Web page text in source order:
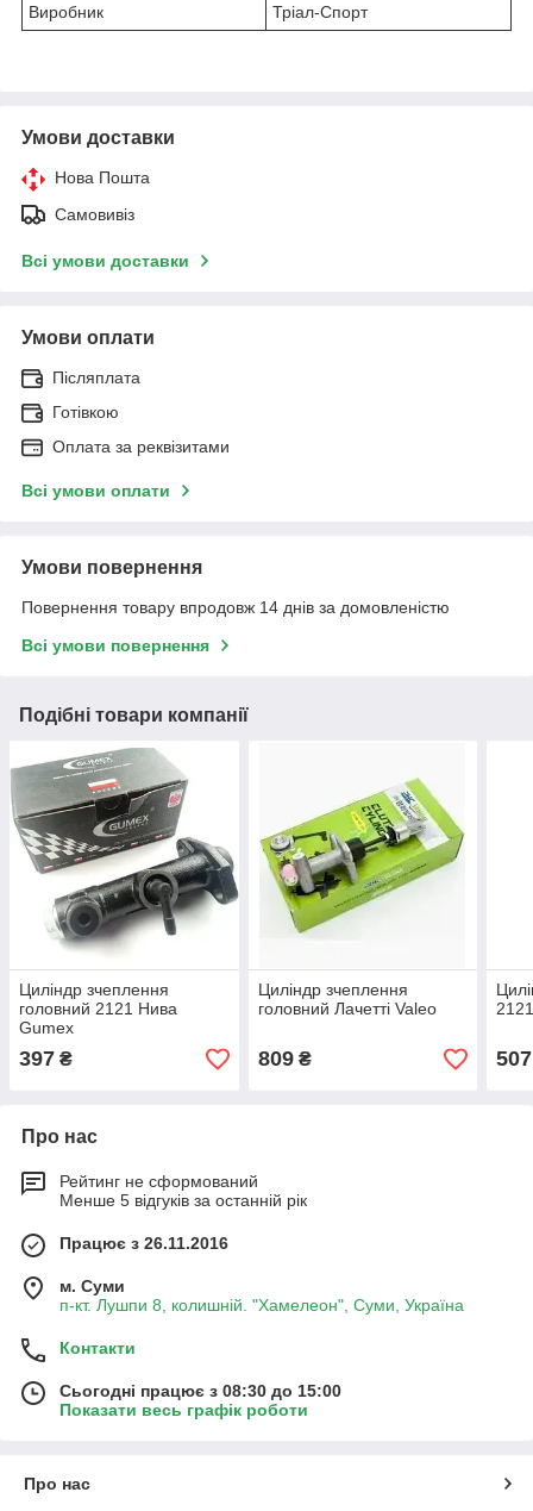
Виробник
Тріал-Спорт
Умови доставки
Нова Пошта
Самовивіз
Всі умови доставки
Умови оплати
Післяплата
Готівкою
Оплата за реквізитами
Всі умови оплати
Умови повернення
Повернення товару впродовж 14 днів за домовленістю
Всі умови повернення
Подібні товари компанії
Циліндр зчеплення
головний 2121 Нива
Gumex
397 ₴
Циліндр зчеплення
головний Лачетті Valeo
809₴ 507
Про нас
Рейтинг не сформований
Менше 5 відгуків за останній рік
Працює з 26.11.2016
м. Суми
п-кт. Лушпи 8, колишній. "Хамелеон", Суми, Україна
Контакти
Сьогодні працює з 08:30 до 15:00
Показати весь графік роботи
Про нас